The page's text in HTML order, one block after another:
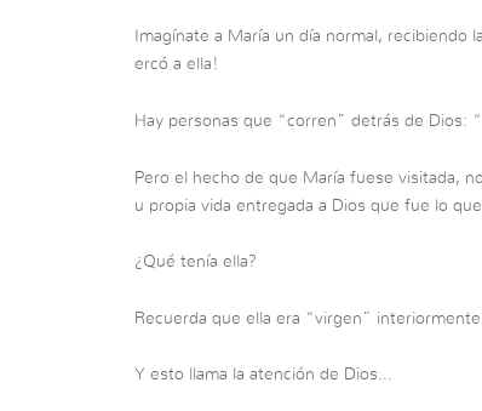
Imagínate a María un día normal, recibiendo
ercó a ella!
Hay personas que “corren” detrás de Dios:
Pero el hecho de que María fuese visitada,
u propia vida entregada a Dios que fue lo
¿Qué tenía ella?
Recuerda que ella era “virgen”
Y esto llama la atención de Dios…